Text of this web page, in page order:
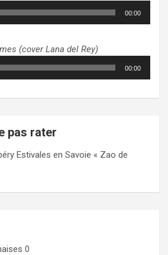
00:00
(cover Lana del Rey)
00:00
pas rater
Estivales en Savoie « Zao de
0